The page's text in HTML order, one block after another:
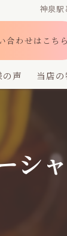
神泉駅
合わせはこちら
の声 当店の
デート
シ